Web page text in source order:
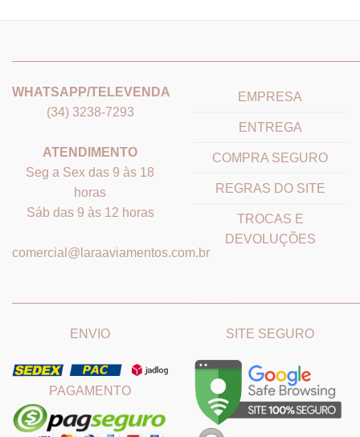
WHATSAPP/TELEVENDA
(34) 3238-7293
ATENDIMENTO
Seg a Sex das 9 às 18
horas
Sáb das 9 às 12 horas
comercial@laraaviamentos.com.br
EMPRESA
ENTREGA
COMPRA SEGURO
REGRAS DO SITE
TROCAS E
DEVOLUÇÕES
ENVIO
PAGAMENTO
SITE SEGURO